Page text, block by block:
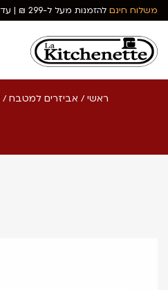
משלוח חינם להזמנות מעל ל-299 ₪ | עד 7 ימי אספקה
ראשי/ אביזרים למטבח/